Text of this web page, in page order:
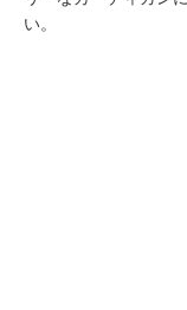
い。